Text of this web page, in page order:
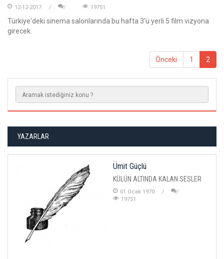
12-12-2017 19751
Türkiye'deki sinema salonlarında bu hafta 3'ü yerli 5 film vizyona
girecek.
Önceki 1 2
YAZARLAR
Ümit Güçlü
KÜLÜN ALTINDA KALAN SESLER
01 Ocak 1970
19751